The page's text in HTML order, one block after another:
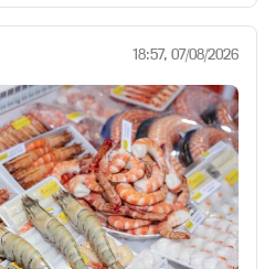
18:57, 07/08/2026